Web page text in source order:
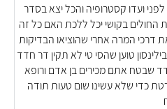
ועדו קסטרופיה והכל יצא בסדר
בקושי יכל ללכת האם כל זה
דרכי המרה אחרי שהוציאו הבדיקות
טוען שהסי טי לא תקין דר חדד
שבטח אתם מכירים בן אדם ורופא
כדי שלא עשינו שום טעות תודה